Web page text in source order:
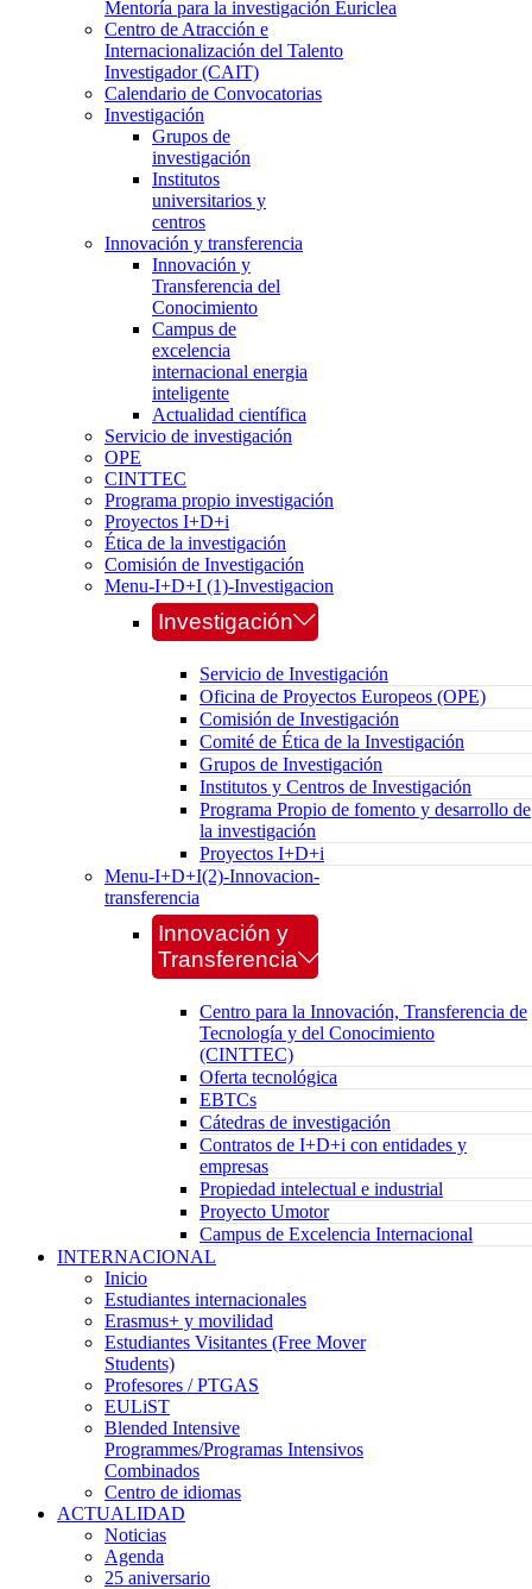
Mentoría para la investigación Euriclea
Centro de Atracción e
Internacionalización del Talento
Investigador (CAIT)
Calendario de Convocatorias
Investigación
Grupos de
investigación
Institutos
universitarios y
centros
Innovación y transferencia
Innovación y
Transferencia del
Conocimiento
Campus de
excelencia
internacional energia
inteligente
Actualidad científica
Servicio de investigación
OPE
CINTTEC
Programa propio investigación
Proyectos I+D+i
Ética de la investigación
Comisión de Investigación
Menu-I+D+I (1)-Investigacion
Investigación
Servicio de Investigación
Oficina de Proyectos Europeos (OPE)
Comisión de Investigación
Comité de Ética de la Investigación
Grupos de Investigación
Institutos y Centros de Investigación
Programa Propio de fomento y desarrollo de
la investigación
Proyectos I+D+i
Menu-I+D+I(2)-Innovacion-
transferencia
Innovación y
Transferencia
Centro para la Innovación, Transferencia de
Tecnología y del Conocimiento
(CINTTEC)
Oferta tecnológica
EBTCs
Cátedras de investigación
Contratos de I+D+i con entidades y
empresas
Propiedad intelectual e industrial
Proyecto Umotor
Campus de Excelencia Internacional
INTERNACIONAL
Inicio
Estudiantes internacionales
Erasmus+ y movilidad
Estudiantes Visitantes (Free Mover
Students)
Profesores / PTGAS
EULiST
Blended Intensive
Programmes/Programas Intensivos
Combinados
Centro de idiomas
ACTUALIDAD
Noticias
Agenda
25 aniversario